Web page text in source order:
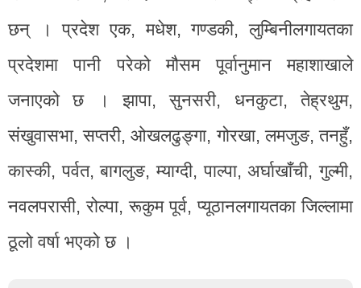
छन् । प्रदेश एक, मधेश, गण्डकी, लुम्बिनीलगायतका
प्रदेशमा पानी परेको मौसम पूर्वानुमान महाशाखाले
जनाएको छ । झापा, सुनसरी, धनकुटा, तेह्रथुम,
संखुवासभा, सप्तरी, ओखलढुङ्गा, गोरखा, लमजुङ, तनहुँ,
कास्की, पर्वत, बागलुङ, म्याग्दी, पाल्पा, अर्घाखाँची, गुल्मी,
नवलपरासी, रोल्पा, रूकुम पूर्व, प्यूठानलगायतका जिल्लामा
ठूलो वर्षा भएको छ ।